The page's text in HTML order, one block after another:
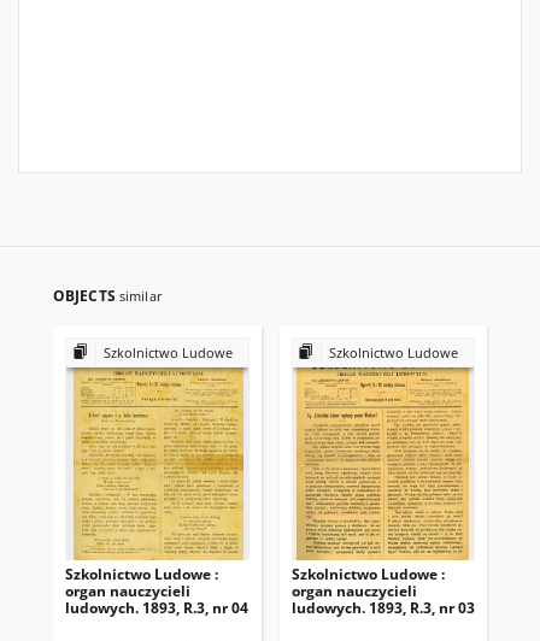
OBJECTS similar
Szkolnictwo Ludowe
Szkolnictwo Ludowe :
organ nauczycieli
ludowych. 1893, R.3, nr 04
Szkolnictwo Ludowe
Szkolnictwo Ludowe :
organ nauczycieli
ludowych. 1893, R.3, nr 03